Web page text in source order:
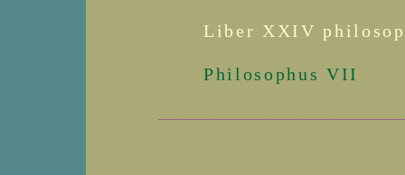
Liber XXIV
Philosophus VII